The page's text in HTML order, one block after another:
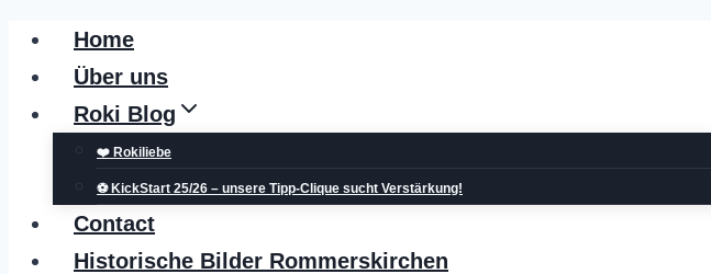
Zum
Inhalt
springen
Home
Über uns
Roki Blog
❤️ Rokiliebe
⚽ KickStart 25/26 – unsere Tipp-Clique sucht Verstärkung!
Contact
Historische Bilder Rommerskirchen